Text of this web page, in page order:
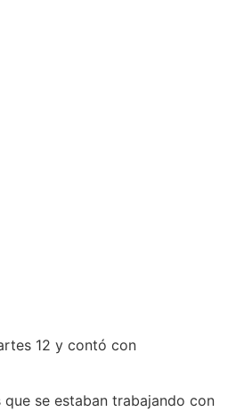
12 y contó con
se estaban trabajando con